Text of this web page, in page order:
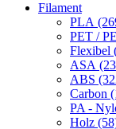
Filament
PLA
PET /
Flexibel
ASA
ABS
Carbon
PA -
Holz